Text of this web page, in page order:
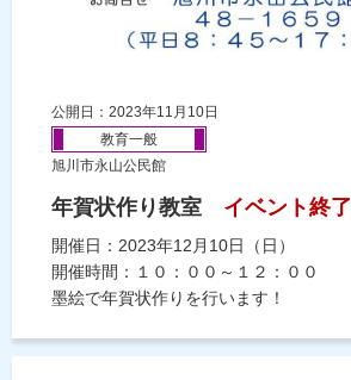
公開日：2023年11月10日
教育一般
旭川市永山公民館
年賀状作り教室 イベント終了
開催日：2023年12月10日（日）
開催時間：１０：００～１２：００
墨絵で年賀状作りを行います！